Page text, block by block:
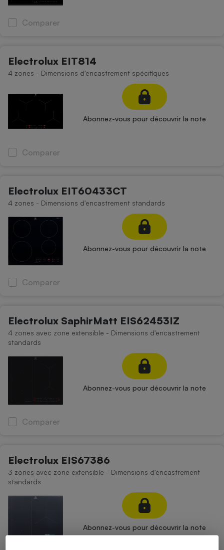
Comparer
Electrolux EIT814
4 zones - Dimensions d'encastrement spécifiques
Abonnez-vous pour découvrir la note
Comparer
Electrolux EIT60433CT
4 zones - Dimensions d'encastrement standards
Abonnez-vous pour découvrir la note
Comparer
Electrolux SaphirMatt EIS62453IZ
4 zones avec zone extensible - Dimensions d'encastrement
standards
Abonnez-vous pour découvrir la note
Comparer
Electrolux EIS67386
3 zones avec zone extensible - Dimensions d'encastrement
standards
Abonnez-vous pour découvrir la note